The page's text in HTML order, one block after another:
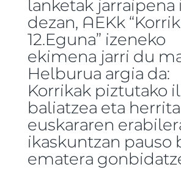
lanketak jarraipena
dezan, AEKk
12.Eguna” izeneko
ekimena jarri du
Helburua argia da:
Korrikak piztutako
baliatzea eta
euskararen
ikaskuntzan pauso
ematera